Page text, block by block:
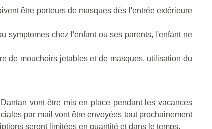
être porteurs de masques dès l'entrée extérieure
symptomes chez l'enfant ou ses parents, l'enfant ne
de mouchoirs jetables et de masques, utilisation du
vont être mis en place pendant les vacances
par mail vont être envoyées tout prochainement
seront limitées en quantité et dans le temps.